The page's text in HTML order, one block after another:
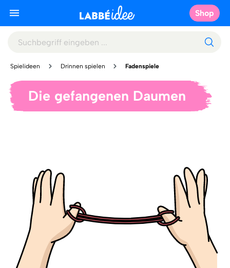
Shop
Spielideen Drinnen spielen Fadenspiele
Die gefangenen Daumen